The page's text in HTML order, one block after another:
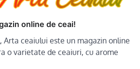
online de ceai!
Arta ceaiului este un magazin online
o varietate de ceaiuri, cu arome